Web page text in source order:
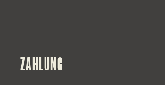
ZAHLUNG